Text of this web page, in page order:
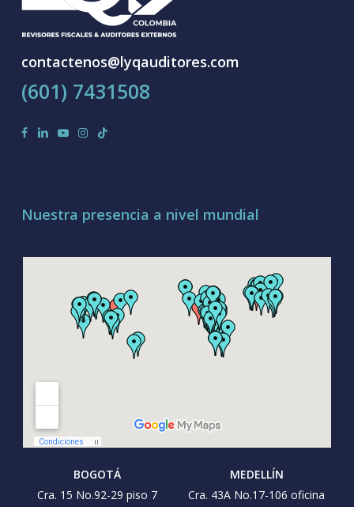
contactenos@lyqauditores.com
(601) 7431508
facebook
linkedinyoutubeinstagram
tiktok
Nuestra presencia a nivel mundial
BOGOTÁ
Cra. 15 No.92-29 piso 7
MEDELLÍN
Cra. 43A No.17-106 oficina